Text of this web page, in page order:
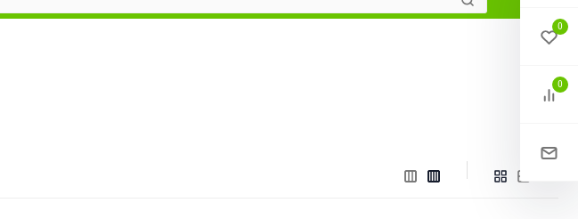
0
0